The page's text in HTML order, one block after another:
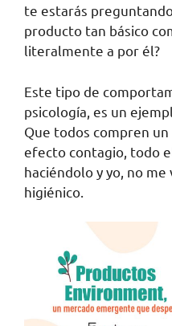
te estarás
producto tan básico
literalmente a por él?
Este tipo de
psicología, es un
Que todos compren
efecto contagio, todo
haciéndolo y yo, no
higiénico.